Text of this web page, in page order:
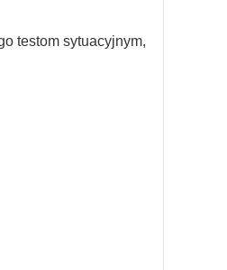
testom sytuacyjnym,